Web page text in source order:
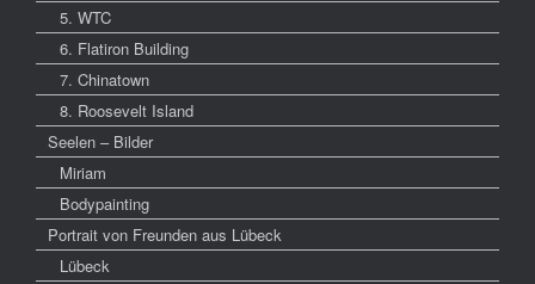
5. WTC
6. Flatiron Building
7. Chinatown
8. Roosevelt Island
Seelen – Bilder
Miriam
Bodypainting
Portrait von Freunden aus Lübeck
Lübeck